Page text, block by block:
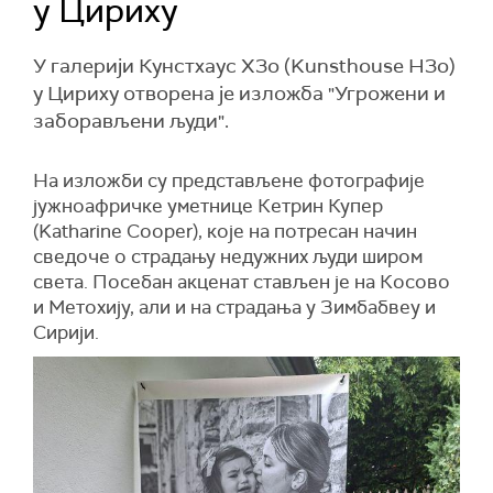
у Цириху
У галерији Кунстхаус Х3о (Kunsthouse H3o)
у Цириху отворена je изложба "Угрожени и
заборављени људи".
На изложби су представљене фотографије
јужноафричке уметнице Кетрин Купер
(Katharine Cooper), које на потресан начин
сведоче о страдању недужних људи широм
света. Посебан акценат стављен је на Косово
и Метохију, али и на страдања у Зимбабвеу и
Сирији.